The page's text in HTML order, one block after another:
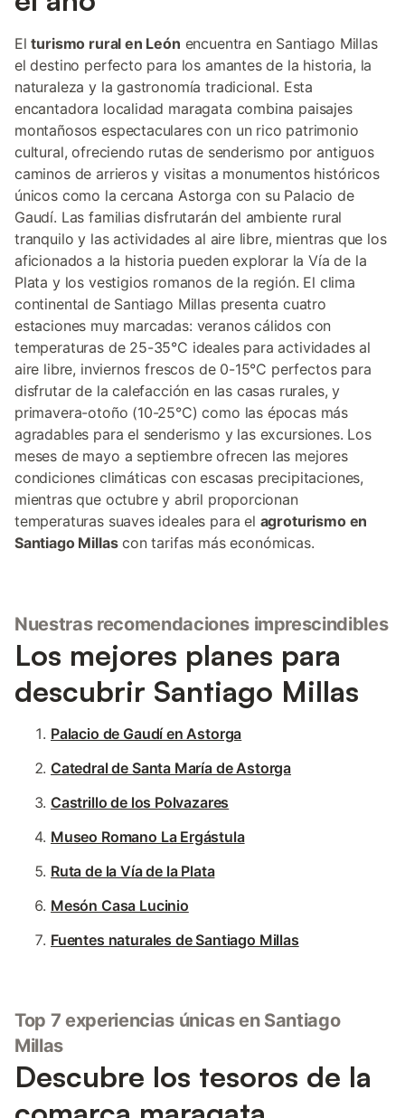
Elturismo rural en León encuentra en Santiago Millas
el destino perfecto para los amantes de la historia, la
naturaleza y la gastronomía tradicional. Esta
encantadora localidad maragata combina paisajes
montañosos espectaculares con un rico patrimonio
cultural, ofreciendo rutas de senderismo por antiguos
caminos de arrieros y visitas a monumentos históricos
únicos como la cercana Astorga con su Palacio de
Gaudí. Las familias disfrutarán del ambiente rural
tranquilo y las actividades al aire libre, mientras que los
aficionados a la historia pueden explorar la Vía de la
Plata y los vestigios romanos de la región. El clima
continental de Santiago Millas presenta cuatro
estaciones muy marcadas: veranos cálidos con
temperaturas de 25-35°C ideales para actividades al
aire libre, inviernos frescos de 0-15°C perfectos para
disfrutar de la calefacción en las casas rurales, y
primavera-otoño (10-25°C) como las épocas más
agradables para el senderismo y las excursiones. Los
meses de mayo a septiembre ofrecen las mejores
condiciones climáticas con escasas precipitaciones,
mientras que octubre y abril proporcionan
temperaturas suaves ideales para el agroturismo en
Santiago Millascon tarifas más económicas.
Nuestras recomendaciones imprescindibles
Los mejores planes para
descubrir Santiago Millas
Palacio de Gaudí en Astorga
Catedral de Santa María de Astorga
Castrillo de los Polvazares
Museo Romano La Ergástula
Ruta de la Vía de la Plata
Mesón Casa Lucinio
Fuentes naturales de Santiago Millas
Top 7 experiencias únicas en Santiago
Millas
Descubre los tesoros de la